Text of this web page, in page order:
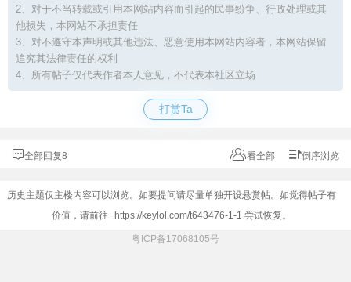
2、对于不当转载或引用本网站内容而引起的民事纷争、行政处理或其
他损失，本网站不承担责任
3、对不遵守本声明或其他违法、恶意使用本网站内容者，本网站保留
追究其法律责任的权利
4、所有帖子仅代表作者本人意见，不代表本社区立场
打赏Ta
全部回复8 看全部 倒序浏览
历史主题仅主楼内容可以浏览。如要提问请尽量单独开设悬赏帖。如觉得帖子有
价值，请前往
https://keylol.com/t643476-1-1 尝试恢复。
粤ICP备17068105号